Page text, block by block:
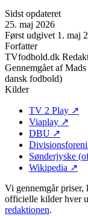
Sidst opdateret
25. maj 2026
Først udgivet 1. maj
Forfatter
TVfodbold.dk
Gennemgået af
dansk fodbold)
Kilder
TV 2 Play ↗
Viaplay ↗
DBU ↗
Sønderjyske
Wikipedia ↗
Vi gennemgår priser,
officielle kilder hver
redaktionen.